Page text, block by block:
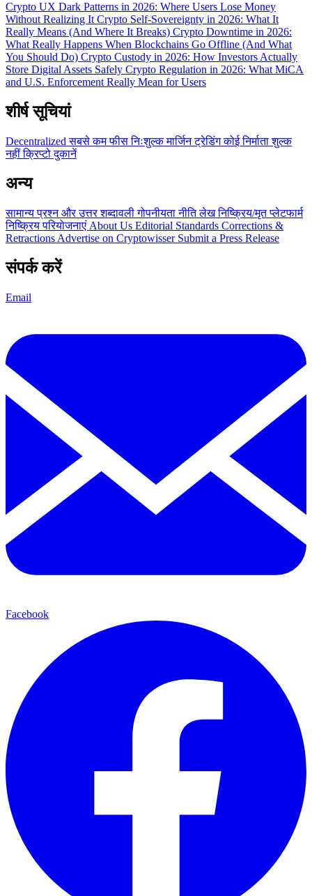
Crypto UX Dark Patterns in 2026: Where Users Lose Money
Without Realizing It Crypto Self-Sovereignty in 2026: What It
Really Means (And Where It Breaks) Crypto Downtime in 2026:
What Really Happens When Blockchains Go Offline (And What
You Should Do) Crypto Custody in 2026: How Investors Actually
Store Digital Assets Safely Crypto Regulation in 2026: What MiCA
and U.S. Enforcement Really Mean for Users
शीर्ष सूचियां
Decentralizedसबसे कम फीसनिःशुल्कमार्जिन ट्रेडिंगकोई निर्माता शुल्क
नहींक्रिप्टो दुकानें
अन्य
सामान्य प्रश्न और उत्तरशब्दावलीगोपनीयता नीतिलेखनिष्क्रिय/मृत प्लेटफार्म
निष्क्रिय परियोजनाएं About Us Editorial Standards Corrections &
Retractions Advertise on Cryptowisser Submit a Press Release
संपर्क करें
Email
Facebook